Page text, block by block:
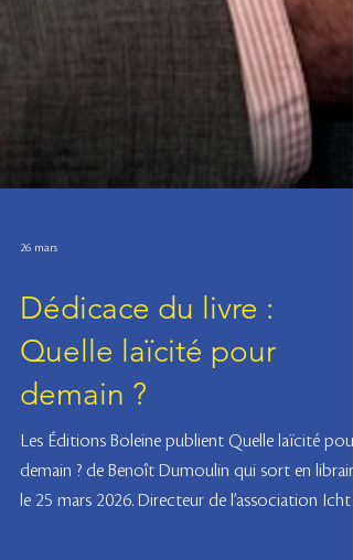
Dédicace du livre :
Quelle laïcité pour
demain ?